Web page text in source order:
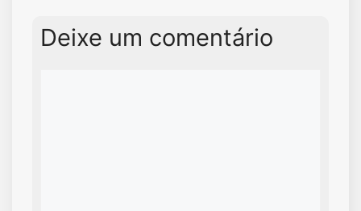
Deixe um comentário